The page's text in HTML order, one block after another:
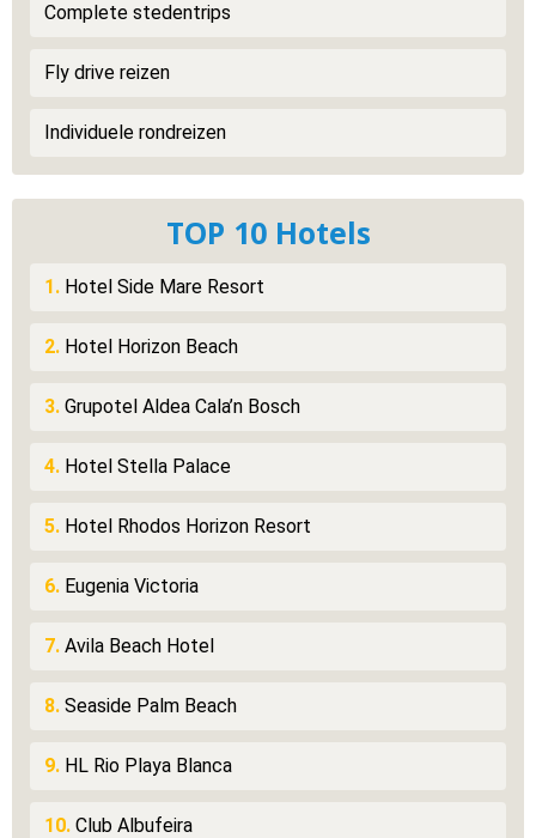
Complete stedentrips
Fly drive reizen
Individuele rondreizen
TOP 10 Hotels
1. Hotel Side Mare Resort
2. Hotel Horizon Beach
3. Grupotel Aldea Cala’n Bosch
4. Hotel Stella Palace
5. Hotel Rhodos Horizon Resort
6. Eugenia Victoria
7. Avila Beach Hotel
8. Seaside Palm Beach
9. HL Rio Playa Blanca
10. Club Albufeira